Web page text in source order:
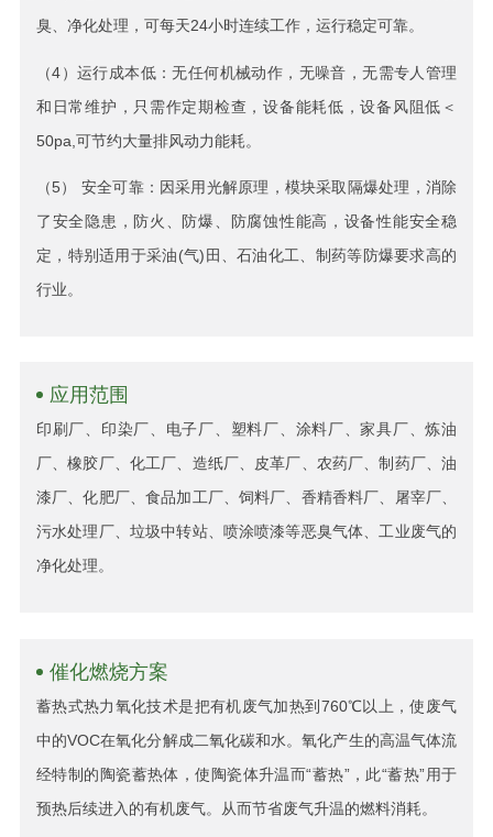
臭、净化处理，可每天24小时连续工作，运行稳定可靠。
（4）运行成本低：无任何机械动作，无噪音，无需专人管理
和日常维护，只需作定期检查，设备能耗低，设备风阻低＜
50pa,可节约大量排风动力能耗。
（5） 安全可靠：因采用光解原理，模块采取隔爆处理，消除
了安全隐患，防火、防爆、防腐蚀性能高，设备性能安全稳
定，特别适用于采油(气)田、石油化工、制药等防爆要求高的
行业。
应用范围
印刷厂、印染厂、电子厂、塑料厂、涂料厂、家具厂、炼油
厂、橡胶厂、化工厂、造纸厂、皮革厂、农药厂、制药厂、油
漆厂、化肥厂、食品加工厂、饲料厂、香精香料厂、屠宰厂、
污水处理厂、垃圾中转站、喷涂喷漆等恶臭气体、工业废气的
净化处理。
催化燃烧方案
蓄热式热力氧化技术是把有机废气加热到760℃以上，使废气
中的VOC在氧化分解成二氧化碳和水。氧化产生的高温气体流
经特制的陶瓷蓄热体，使陶瓷体升温而“蓄热”，此“蓄热”用于
预热后续进入的有机废气。从而节省废气升温的燃料消耗。